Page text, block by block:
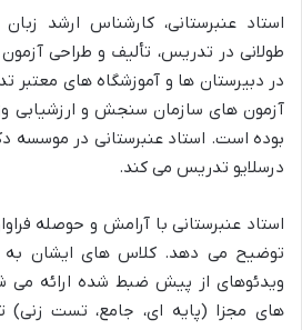
استاد عنبرستانی، کارشناس ارشد
در دبیرستان ها و آموزشگاه های معتبر
آزمون های سازمان سنجش و ارزشیابی
بوده است. استاد عنبرستانی در موسسه
درسلایو تدریس می کند.
استاد عنبرستانی با آرامش و حوصله
توضیح می دهد. کلاس های ایشان به
ویدئوهای از پیش ضبط شده ارائه می
های مجزا (پایه ای، جامع، تست زنی)